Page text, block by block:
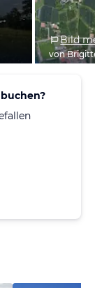
Bild
von